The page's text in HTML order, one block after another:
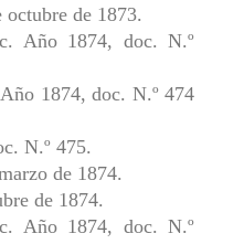
de 1873.
Año 1874, doc. N.º
1874, doc. N.º 474
N.º 475.
de 1874.
de 1874.
Año 1874, doc. N.º